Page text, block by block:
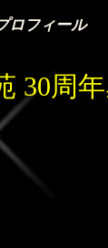
ロフィール
30周